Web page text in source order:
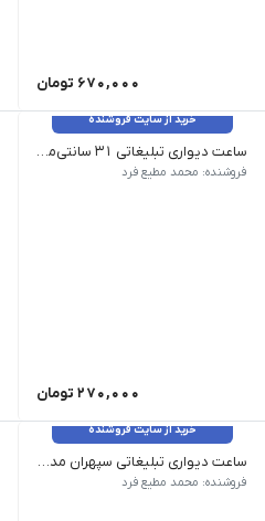
670,000 تومان
خرید از سایت فروشنده
ساعت دیواری تبلیغاتی 31 سانتی‌متر آرامگرد سپهران بعاد 31 × 31 سانتی متر رنگ زرد, سبز, سرمه ای, قرمز, نارنجی, مشکی, آبی تعداد در کارتن 12 سایز 31.5*31.5
فروشنده: محمد مطیع فرد
270,000 تومان
خرید از سایت فروشنده
ساعت دیواری تبلیغاتی سپهران مدل 238 ابعاد 33 × 33 سانتی متر رنگ کروم تعداد در کارتن 10
فروشنده: محمد مطیع فرد